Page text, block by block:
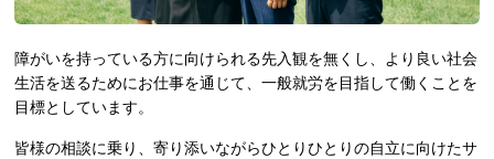
障がいを持っている方に向けられる先入観を無くし、より良い社会
生活を送るためにお仕事を通じて、一般就労を目指して働くことを
目標としています。
皆様の相談に乗り、寄り添いながらひとりひとりの自立に向けたサ